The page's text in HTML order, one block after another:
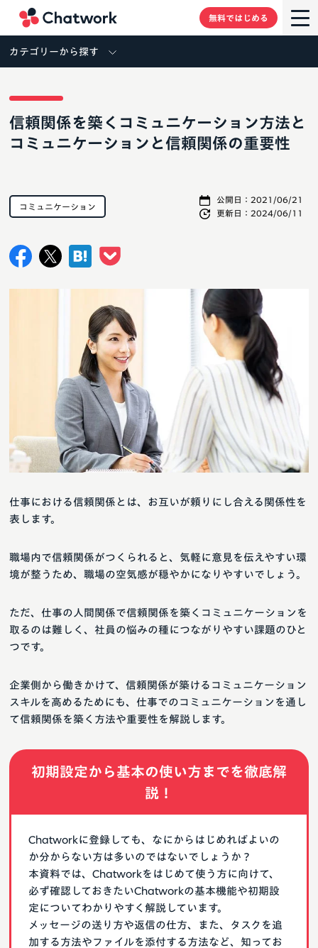
無料ではじめる
カテゴリーから探す
信頼関係を築くコミュニケーション方法と
コミュニケーションと信頼関係の重要性
公開日： 2021/06/21
更新日： 2024/06/11
コミュニケーション
企業側から働きかけて、信頼関係が築けるコミュニケーション
スキルを高めるためにも、仕事でのコミュニケーションを通し
て信頼関係を築く方法や重要性を解説します。
ただ、仕事の人間関係で信頼関係を築くコミュニケーションを
取るのは難しく、社員の悩みの種につながりやすい課題のひと
つです。
職場内で信頼関係がつくられると、気軽に意見を伝えやすい環
境が整うため、職場の空気感が穏やかになりやすいでしょう。
仕事における信頼関係とは、お互いが頼りにし合える関係性を
表します。
初期設定から基本の使い方までを徹底解
説！
Chatworkに登録しても、なにからはじめればよいの
か分からない方は多いのではないでしょうか？
本資料では、Chatworkをはじめて使う方に向けて、
必ず確認しておきたいChatworkの基本機能や初期設
定についてわかりやすく解説しています。
メッセージの送り方や返信の仕方、また、タスクを追
加する方法やファイルを添付する方法など、知ってお